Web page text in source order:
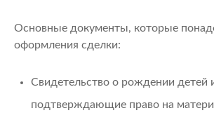
Основные документы, которые
оформления сделки:
Свидетельство о рождении детей
подтверждающие право на